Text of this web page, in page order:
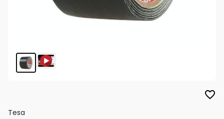
favorite_border
Tesa